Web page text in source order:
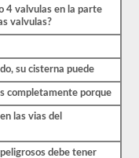
4 valvulas en la parte
valvulas?
su cisterna puede
completamente porque
las vias del
debe tener